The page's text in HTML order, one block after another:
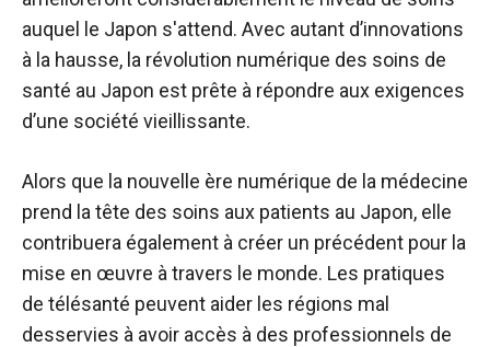
auquel le Japon s'attend. Avec autant d’innovations
à la hausse, la révolution numérique des soins de
santé au Japon est prête à répondre aux exigences
d’une société vieillissante.
Alors que la nouvelle ère numérique de la médecine
prend la tête des soins aux patients au Japon, elle
contribuera également à créer un précédent pour la
mise en œuvre à travers le monde. Les pratiques
de télésanté peuvent aider les régions mal
desservies à avoir accès à des professionnels de